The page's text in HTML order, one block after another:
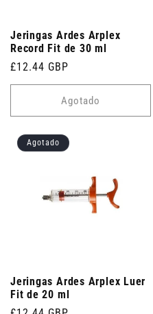
Jeringas Ardes Arplex
Record Fit de 30 ml
Precio
habitual
£12.44 GBP
Agotado
Agotado
Jeringas Ardes Arplex Luer
Fit de 20 ml